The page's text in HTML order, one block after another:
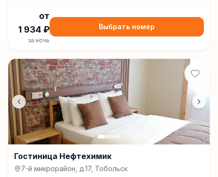
от
1 934 ₽
за ночь
Выбрать номер
Гостиница Нефтехимик
7-й микрорайон, д.17, Тобольск